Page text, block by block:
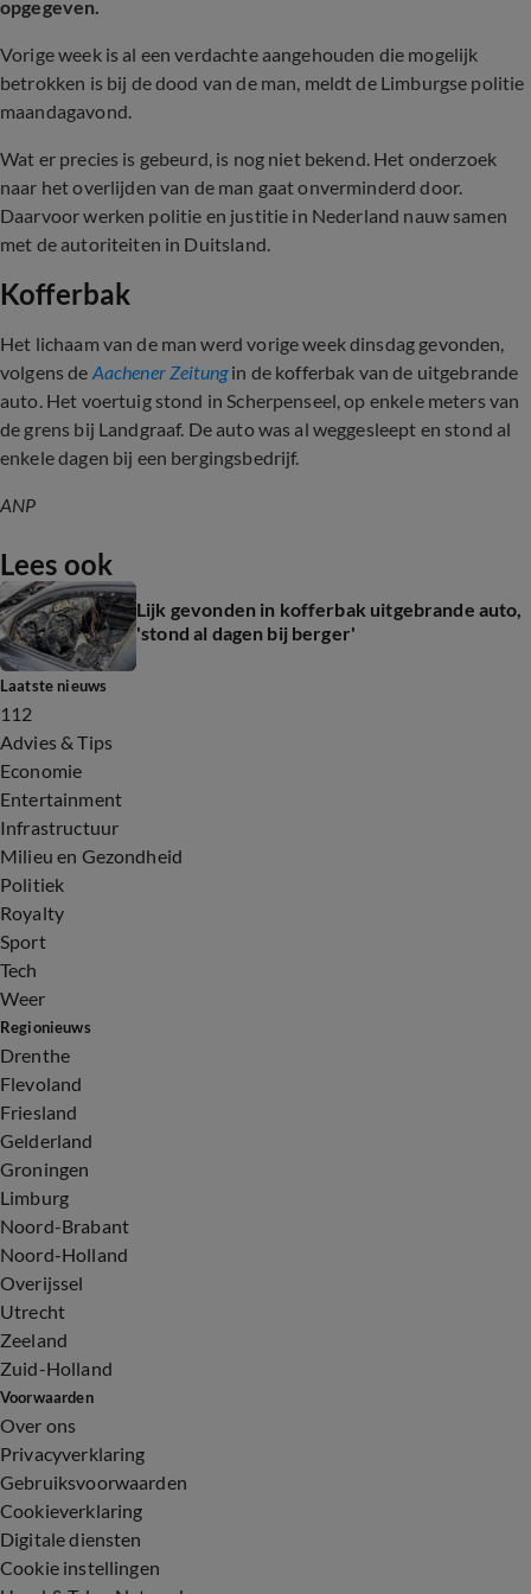
opgegeven.
Vorige week is al een verdachte aangehouden die mogelijk
betrokken is bij de dood van de man, meldt de Limburgse politie
maandagavond.
Wat er precies is gebeurd, is nog niet bekend. Het onderzoek
naar het overlijden van de man gaat onverminderd door.
Daarvoor werken politie en justitie in Nederland nauw samen
met de autoriteiten in Duitsland.
Kofferbak
Het lichaam van de man werd vorige week dinsdag gevonden,
volgens de Aachener Zeitungin de kofferbak van de uitgebrande
auto. Het voertuig stond in Scherpenseel, op enkele meters van
de grens bij Landgraaf. De auto was al weggesleept en stond al
enkele dagen bij een bergingsbedrijf.
ANP
Lees ook
Lijk gevonden in kofferbak uitgebrande auto,
'stond al dagen bij berger'
Laatste nieuws
112
Advies & Tips
Economie
Entertainment
Infrastructuur
Milieu en Gezondheid
Politiek
Royalty
Sport
Tech
Weer
Regionieuws
Drenthe
Flevoland
Friesland
Gelderland
Groningen
Limburg
Noord-Brabant
Noord-Holland
Overijssel
Utrecht
Zeeland
Zuid-Holland
Voorwaarden
Over ons
Privacyverklaring
Gebruiksvoorwaarden
Cookieverklaring
Digitale diensten
Cookie instellingen